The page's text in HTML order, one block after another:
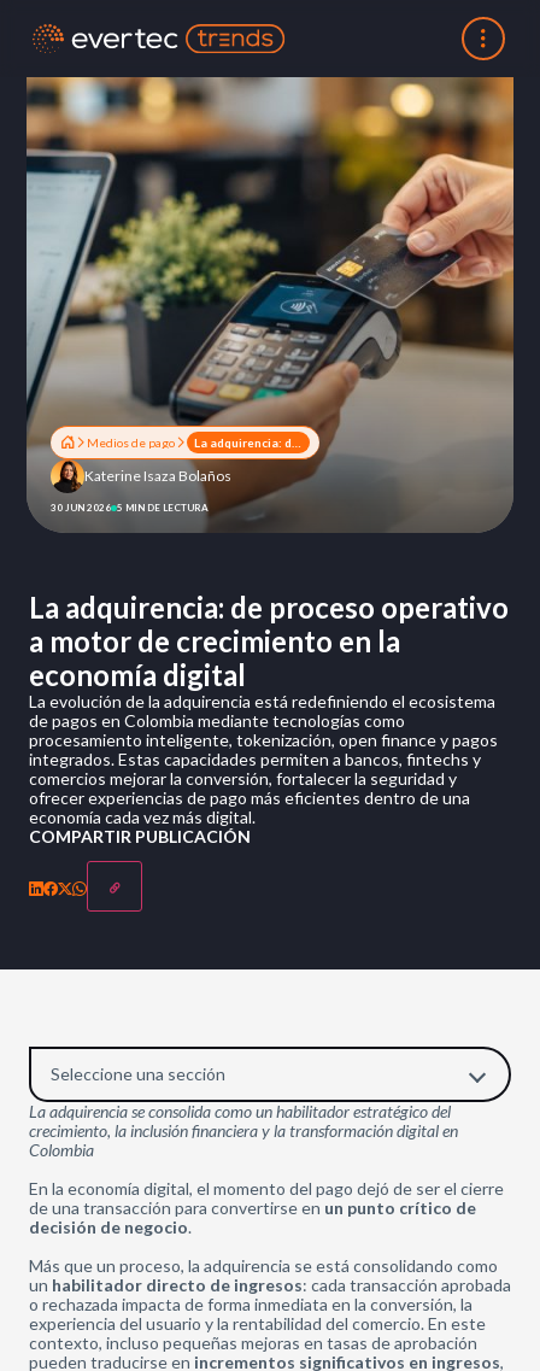
Medios de pago
Katerine Isaza Bolaños
30 JUN 2026 5 MIN DE LECTURA
La adquirencia: de proceso operativo
a motor de crecimiento en la
economía digital
La evolución de la adquirencia está redefiniendo el ecosistema
de pagos en Colombia mediante tecnologías como
procesamiento inteligente, tokenización, open finance y pagos
integrados. Estas capacidades permiten a bancos, fintechs y
comercios mejorar la conversión, fortalecer la seguridad y
ofrecer experiencias de pago más eficientes dentro de una
economía cada vez más digital.
COMPARTIR PUBLICACIÓN
Seleccione una sección
La adquirencia se consolida como un habilitador estratégico del
crecimiento, la inclusión financiera y la transformación digital en
Colombia
En la economía digital, el momento del pago dejó de ser el cierre
de una transacción para convertirse en un punto crítico de
decisión de negocio.
Más que un proceso, la adquirencia se está consolidando como
un habilitador directo de ingresos: cada transacción aprobada
o rechazada impacta de forma inmediata en la conversión, la
experiencia del usuario y la rentabilidad del comercio. En este
contexto, incluso pequeñas mejoras en tasas de aprobación
pueden traducirse en incrementos significativos en ingresos,